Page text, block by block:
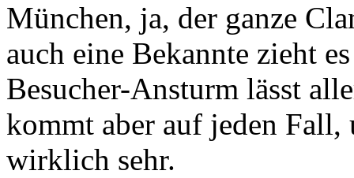
München, ja, der ganze
auch eine Bekannte zieht
Besucher-Ansturm lässt
kommt aber auf jeden
wirklich sehr.